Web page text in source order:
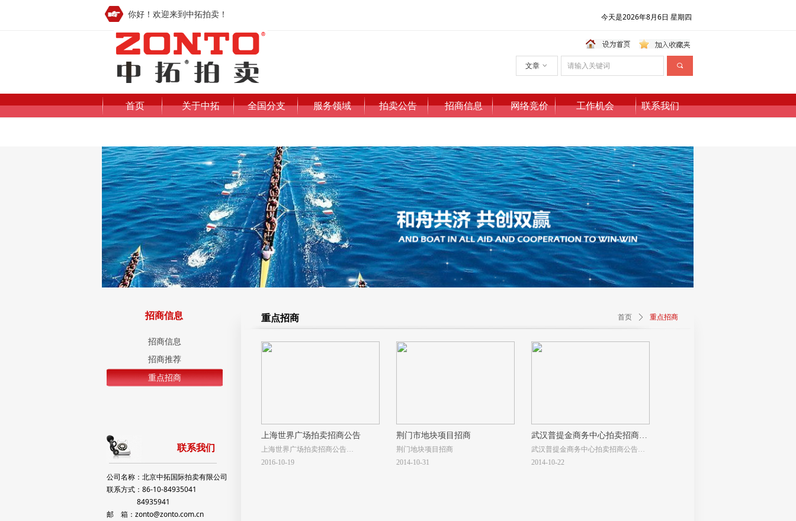
你好！欢迎来到中拓拍卖！ 今天是2026年8月6日 星期四
끠
文章 ꀁ
首页 关于中拓 全国分支 服务领域 拍卖公告 招商信息 网络竞价 工作机会 联系我们
招商信息
招商信息
招商推荐
重点招商
重点招商
上海世界广场拍卖招商公告
上海世界广场拍卖招商公告
受相关的单位委托，我公司近期将拍
2016-10-19
荆门市地块项目招商
荆门地块项目招商
2014-10-31
武汉普提金商务中心拍卖招商公
告
武汉普提金商务中心拍卖招商公告
受法院委托，我公司近期将拍卖武汉
2014-10-22
首页 ꄲ 重点招商
联系我们
公司名称：北京中拓国际拍卖有限公司
联系方式：86-10-84935041
84935941
邮 箱：zonto@zonto.com.cn